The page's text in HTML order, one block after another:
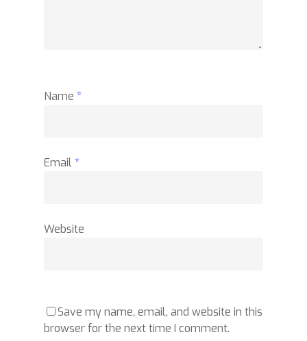
Name *
Email*
Website
Save my name, email, and website in this
browser for the next time I comment.